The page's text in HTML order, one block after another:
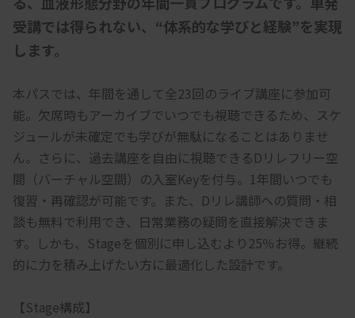
受講では得られない、“体系的な学びと経験”を実現
します。
本パスでは、年間を通して全23回のライブ講座に参加可
能。欠席時もアーカイブでいつでも視聴できるため、スケ
ジュールが未確定でも学びが無駄になることはありませ
ん。さらに、過去講座を自由に視聴できるDリレフリー空
間（バーチャル空間）の入室Keyを付与。1年間いつでも
復習・再確認が可能です。また、Dリレ講師への質問・相
談も無料で利用でき、日常業務の疑問を直接解決できま
す。しかも、Stageを個別に申し込むより25％お得。継続
的に力を積み上げたい方に最適化した設計です。
【Stage構成】